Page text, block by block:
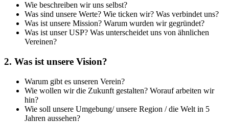
Wie beschreiben wir uns selbst?
Was sind unsere Werte? Wie ticken wir? Was verbindet uns?
Was ist unsere Mission? Warum wurden wir gegründet?
Was ist unser USP? Was unterscheidet uns von ähnlichen
Vereinen?
2. Was ist unsere Vision?
Warum gibt es unseren Verein?
Wie wollen wir die Zukunft gestalten? Worauf arbeiten wir
hin?
Wie soll unsere Umgebung/ unsere Region / die Welt in 5
Jahren aussehen?